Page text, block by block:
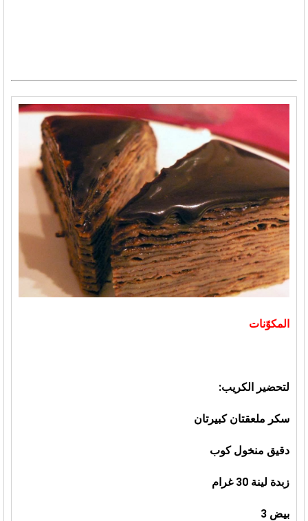
المكوّنات
لتحضير الكريب:
سكر ملعقتان كبيرتان
دقيق منخول كوب
زبدة لينة 30 غرام
بيض 3